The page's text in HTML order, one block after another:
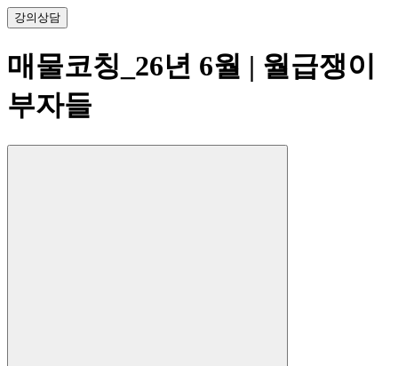
강의상담
매물코칭_26년 6월 | 월급쟁이
부자들